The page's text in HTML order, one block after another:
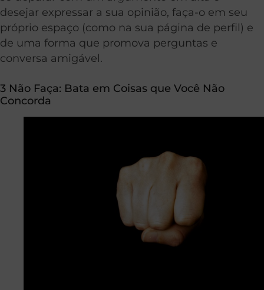
desejar expressar a sua opinião, faça-o em seu
próprio espaço (como na sua página de perfil) e
de uma forma que promova perguntas e
conversa amigável.
3 Não Faça: Bata em Coisas que Você Não
Concorda